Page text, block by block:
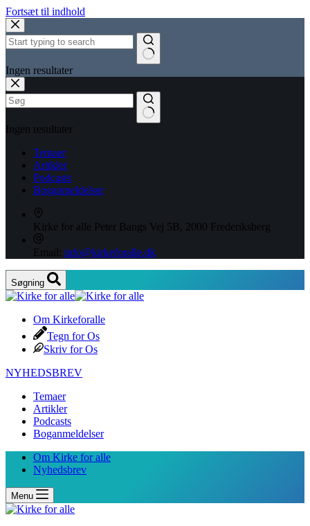
Fortsæt til indhold
Ingen resultater
Ingen resultater
Temaer
Artikler
Podcasts
Boganmeldelser
Kirke for alle Peter Bangs Vej 5B, 2000 Frederiksberg
Email: info@kirkeforalle.dk
Søgning
Om Kirkeforalle
Tegn for Os
Skriv for Os
NYHEDSBREV
Temaer
Artikler
Podcasts
Boganmeldelser
Om Kirke for alle
Nyhedsbrev
Menu